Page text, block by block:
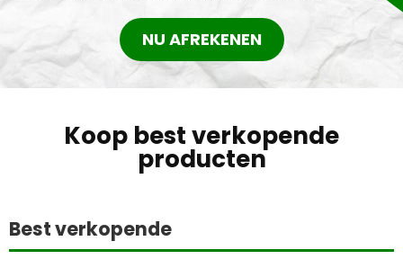
NU AFREKENEN
Koop best verkopende
producten
Best verkopende